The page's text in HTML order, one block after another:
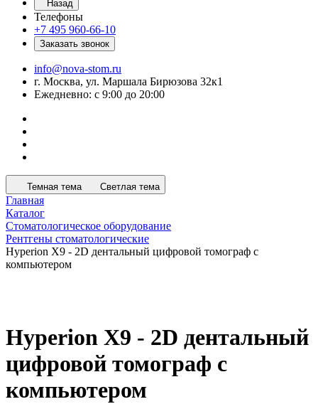
Назад
Телефоны
+7 495 960-66-10
Заказать звонок
info@nova-stom.ru
г. Москва, ул. Маршала Бирюзова 32к1
Ежедневно: с 9:00 до 20:00
Темная тема Светлая тема
Главная
Каталог
Стоматологическое оборудование
Рентгены стоматологические
Hyperion X9 - 2D дентальный цифровой томограф с
компьютером
Hyperion X9 - 2D дентальный
цифровой томограф с
компьютером